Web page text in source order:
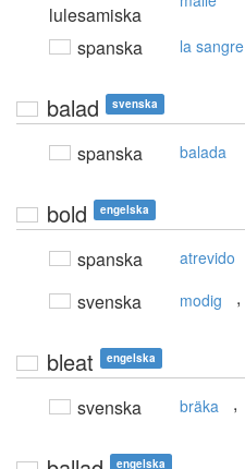
lulesamiska
spanska la sangre
balad svenska
spanska balada
bold engelska
spanska atrevido
svenska modig ,
bleat engelska
svenska bräka ,
engelska